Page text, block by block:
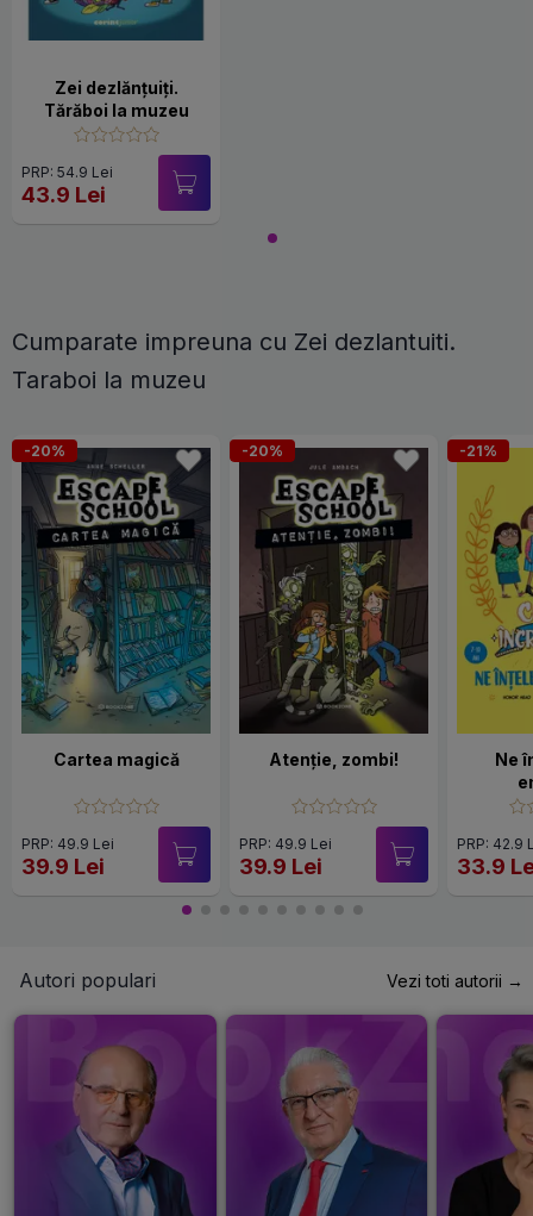
Zei dezlănțuiți.
Tărăboi la muzeu
PRP: 54.9 Lei
43.9 Lei
Cumparate impreuna cu Zei dezlantuiti.
Taraboi la muzeu
-20%
Cartea magică
PRP: 49.9 Lei
39.9 Lei
-20%
Atenție, zombi!
PRP: 49.9 Lei
39.9 Lei
-21%
Ne
PRP: 42.9
33.9
Autori populari Vezi toti autorii →